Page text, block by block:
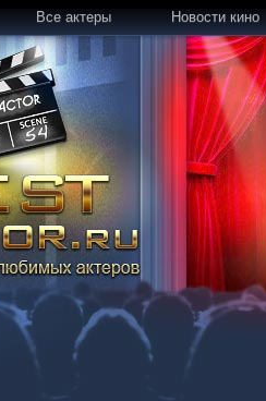
Все актеры Новости кино